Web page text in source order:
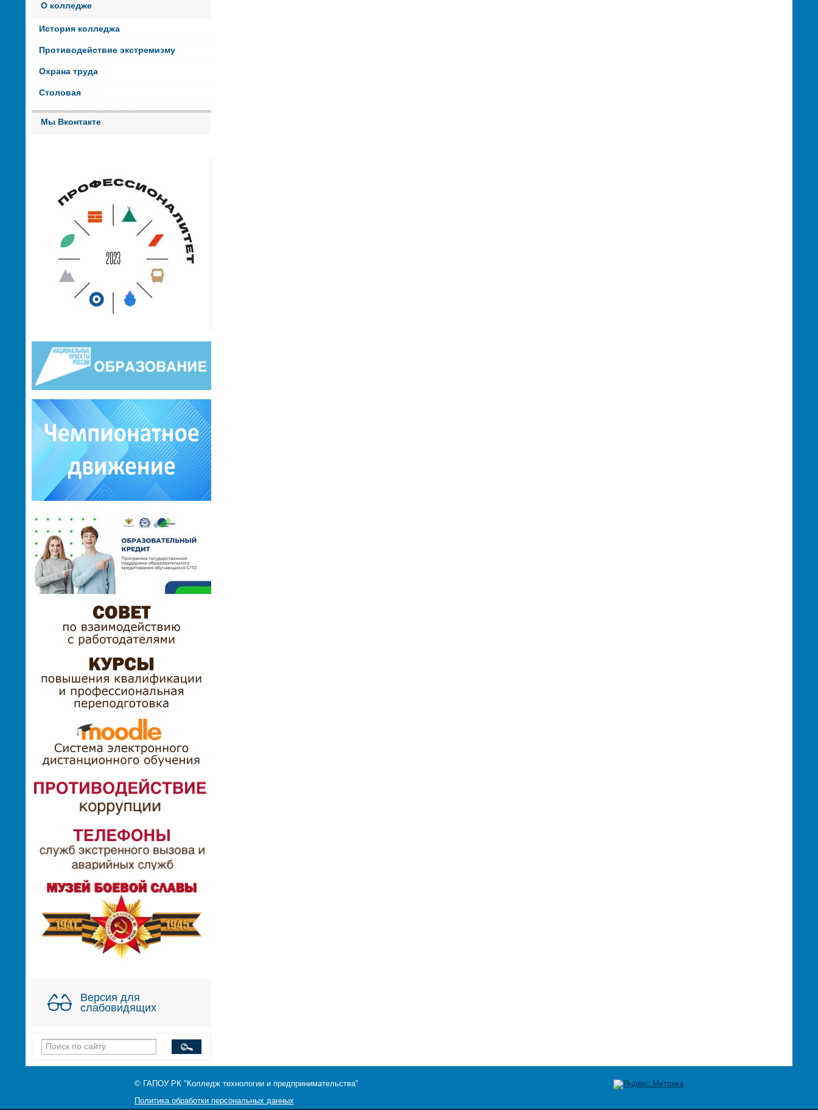
О колледже
История колледжа
Противодействие экстремизму
Охрана труда
Столовая
Мы Вконтакте
Версия для
слабовидящих
© ГАПОУ РК "Колледж технологии и предпринимательства"
Политика обработки персональных данных